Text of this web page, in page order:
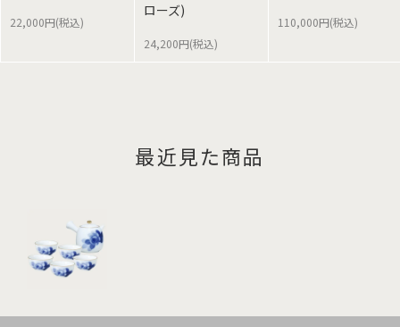
22,000円(税込)
ローズ)
24,200円(税込)
110,000円(税込)
最近見た商品